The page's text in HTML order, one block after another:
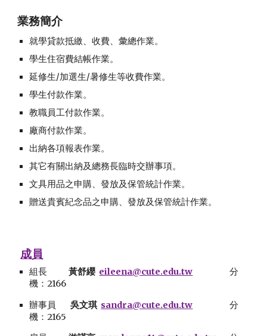
業務簡介
就學貸款抵繳、收費、彙總作業。
學生住宿費結帳作業。
延修生/加選生/暑修生等收費作業。
學生付款作業。
教職員工付款作業。
廠商付款作業。
出納各項報表作業。
其它有關出納及總務長臨時交辦事項。
文具用品之申購、發放及保管統計作業。
贈送貴賓紀念品之申購、發放及保管統計作業。
成員
組長黃舒纓 eileena@cute.edu.tw
分
機：2166
辦事員吳文琪 sandra@cute.edu.tw
分
機：2165